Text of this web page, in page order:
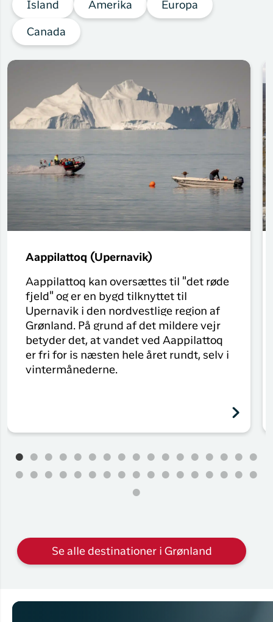
Island Amerika Europa
Canada
Aappilattoq (Upernavik)
Aappilattoq kan oversættes til "det røde
fjeld" og er en bygd tilknyttet til
Upernavik i den nordvestlige region af
Grønland. På grund af det mildere vejr
betyder det, at vandet ved Aappilattoq
er fri for is næsten hele året rundt, selv i
vintermånederne.
Se alle destinationer i Grønland